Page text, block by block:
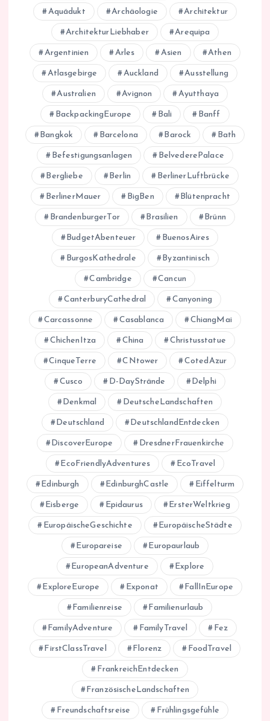
Aquädukt Archäologie Architektur
ArchitekturLiebhaber Arequipa
Argentinien Arles Asien Athen
Atlasgebirge Auckland Ausstellung
Australien Avignon Ayutthaya
BackpackingEurope Bali Banff
Bangkok Barcelona Barock Bath
Befestigungsanlagen BelvederePalace
Bergliebe Berlin BerlinerLuftbrücke
BerlinerMauer BigBen Blütenpracht
BrandenburgerTor Brasilien Brünn
BudgetAbenteuer BuenosAires
BurgosKathedrale Byzantinisch
Cambridge Cancun
CanterburyCathedral Canyoning
Carcassonne Casablanca ChiangMai
ChichenItza China Christusstatue
CinqueTerre CNtower CotedAzur
Cusco D-DayStrände Delphi
Denkmal DeutscheLandschaften
Deutschland DeutschlandEntdecken
DiscoverEurope DresdnerFrauenkirche
EcoFriendlyAdventures EcoTravel
Edinburgh EdinburghCastle Eiffelturm
Eisberge Epidaurus ErsterWeltkrieg
EuropäischeGeschichte EuropäischeStädte
Europareise Europaurlaub
EuropeanAdventure Explore
ExploreEurope Exponat FallInEurope
Familienreise Familienurlaub
FamilyAdventure FamilyTravel Fez
FirstClassTravel Florenz FoodTravel
FrankreichEntdecken
FranzösischeLandschaften
Freundschaftsreise Frühlingsgefühle